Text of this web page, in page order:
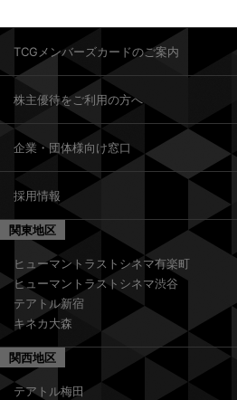
TCGメンバーズカードのご案内
株主優待をご利用の方へ
企業・団体様向け窓口
採用情報
関東地区
ヒューマントラストシネマ有楽町
ヒューマントラストシネマ渋谷
テアトル新宿
キネカ大森
関西地区
テアトル梅田